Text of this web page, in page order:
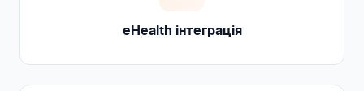
eHealth інтеграція